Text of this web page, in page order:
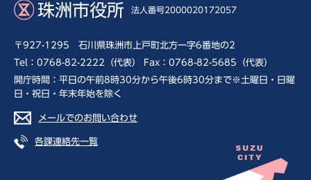
珠洲市役所 法人番号2000020172057
〒927-1295 石川県珠洲市上戸町北方一字6番地の2
Tel：0768-82-2222（代表） Fax：0768-82-5685（代表）
開庁時間：平日の午前8時30分から午後6時30分まで※土曜日・日曜
日・祝日・年末年始を除く
メールでのお問い合わせ
各課連絡先一覧